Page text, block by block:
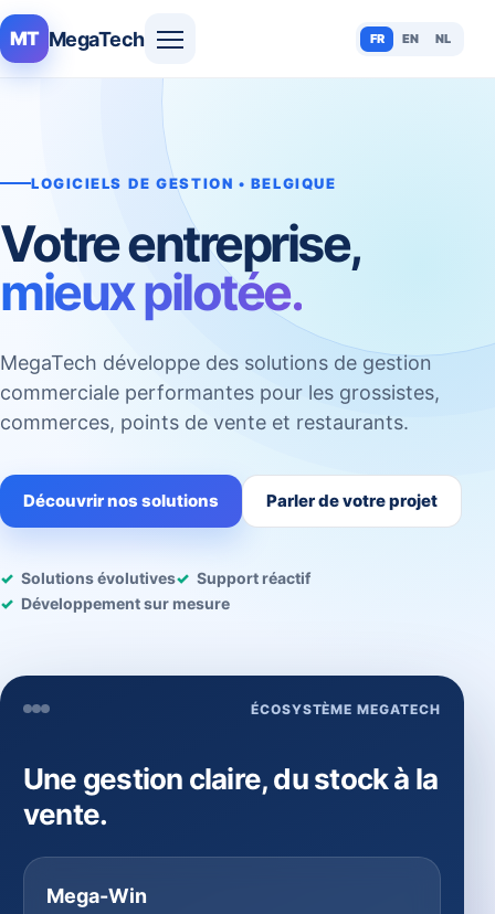
MT MegaTech FR EN NL
LOGICIELS DE GESTION • BELGIQUE
Votre entreprise,
mieux pilotée.
MegaTech développe des solutions de gestion
commerciale performantes pour les grossistes,
commerces, points de vente et restaurants.
Découvrir nos solutions Parler de votre projet
Solutions évolutives
Support réactif
Développement sur mesure
ÉCOSYSTÈME MEGATECH
Une gestion claire, du stock à la
vente.
Mega-Win